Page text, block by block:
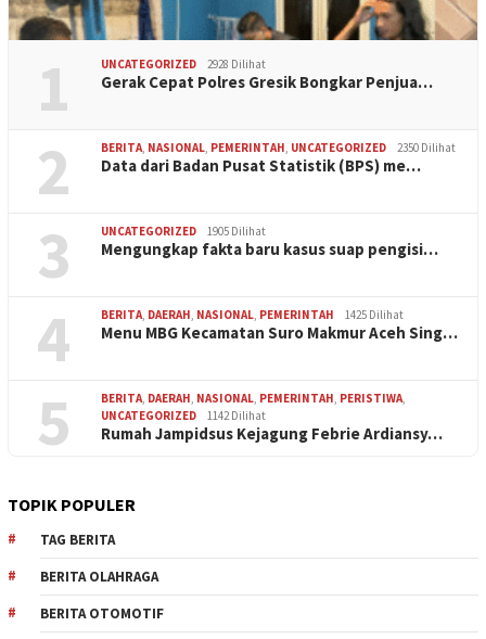
1 UNCATEGORIZED 2928 Dilihat
Gerak Cepat Polres Gresik Bongkar Penjua…
2 BERITA, NASIONAL, PEMERINTAH, UNCATEGORIZED 2350 Dilihat
Data dari Badan Pusat Statistik (BPS) me…
3 UNCATEGORIZED 1905 Dilihat
Mengungkap fakta baru kasus suap pengisi…
4 BERITA, DAERAH, NASIONAL, PEMERINTAH 1425 Dilihat
Menu MBG Kecamatan Suro Makmur Aceh Sing…
5 BERITA, DAERAH, NASIONAL, PEMERINTAH, PERISTIWA,
UNCATEGORIZED
1142 Dilihat
Rumah Jampidsus Kejagung Febrie Ardiansy…
TOPIK POPULER
TAG BERITA
BERITA OLAHRAGA
BERITA OTOMOTIF